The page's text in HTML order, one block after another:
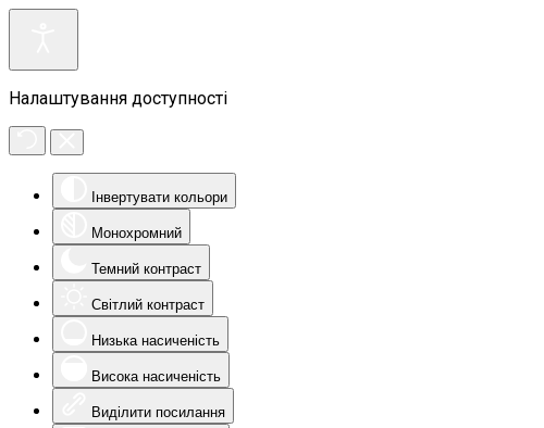
Налаштування доступності
Інвертувати кольори
Монохромний
Темний контраст
Світлий контраст
Низька насиченість
Висока насиченість
Виділити посилання